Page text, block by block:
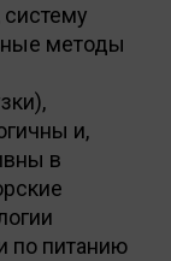
методы
и,
в
по питанию